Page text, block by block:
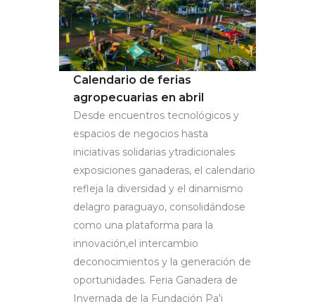
Calendario de ferias
agropecuarias en abril
Desde encuentros tecnológicos y
espacios de negocios hasta
iniciativas solidarias ytradicionales
exposiciones ganaderas, el calendario
refleja la diversidad y el dinamismo
delagro paraguayo, consolidándose
como una plataforma para la
innovación,el intercambio
deconocimientos y la generación de
oportunidades. Feria Ganadera de
Invernada de la Fundación Pa'i